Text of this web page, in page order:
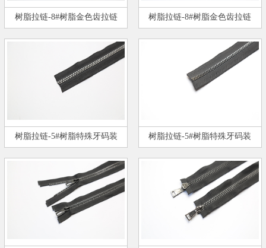
树脂拉链-8#树脂金色齿拉链 树脂拉链-8#树脂金色齿拉链
树脂拉链-5#树脂特殊牙码装 树脂拉链-5#树脂特殊牙码装